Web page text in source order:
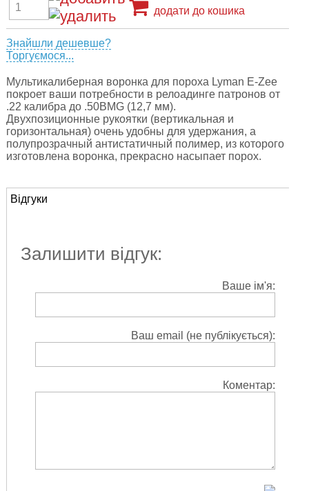
додати до кошика
Знайшли дешевше?
Торгуємося...
Мультикалиберная воронка для пороха Lyman E-Zee
покроет ваши потребности в релоадинге патронов от
.22 калибра до .50BMG (12,7 мм).
Двухпозиционные рукоятки (вертикальная и
горизонтальная) очень удобны для удержания, а
полупрозрачный антистатичный полимер, из которого
изготовлена воронка, прекрасно насыпает порох.
Відгуки
Залишити відгук:
Ваше ім'я:
Ваш email (не публікується):
Коментар: